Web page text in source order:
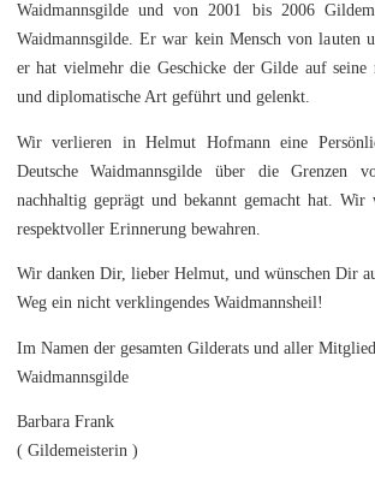
Waidmannsgilde und von 2001 bis 2006
Waidmannsgilde. Er war kein Mensch von lauten
er hat vielmehr die Geschicke der Gilde auf seine
und diplomatische Art geführt und gelenkt.
Wir verlieren in Helmut Hofmann eine
Deutsche Waidmannsgilde über die Grenzen
nachhaltig geprägt und bekannt gemacht hat.
respektvoller Erinnerung bewahren.
Wir danken Dir, lieber Helmut, und wünschen Dir
Weg ein nicht verklingendes Waidmannsheil!
Im Namen der gesamten Gilderats und aller
Waidmannsgilde
Barbara Frank
( Gildemeisterin )